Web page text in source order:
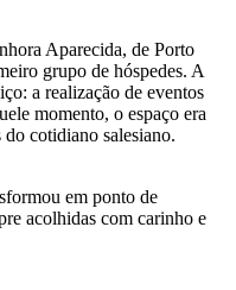
Aparecida, de Porto
grupo de hóspedes. A
a realização de eventos
momento, o espaço era
cotidiano salesiano.
em ponto de
acolhidas com carinho e